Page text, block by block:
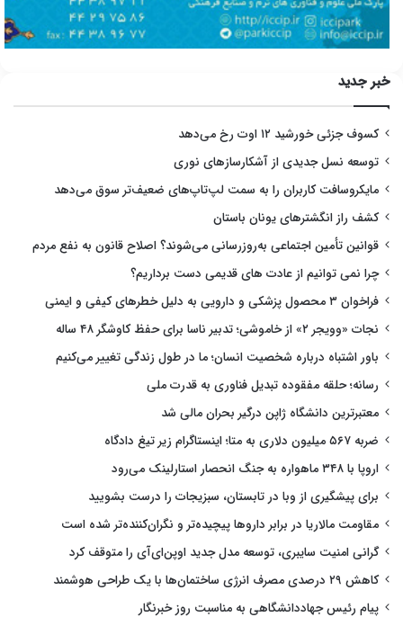
خبر جدید
کسوف جزئی خورشید ۱۲ اوت رخ می‌دهد
توسعه نسل جدیدی از آشکارسازهای نوری
مایکروسافت کاربران را به سمت لپ‌تاپ‌های ضعیف‌تر سوق می‌دهد
کشف راز انگشترهای یونان باستان
قوانین تأمین اجتماعی به‌روزرسانی می‌شوند؟ اصلاح قانون به نفع مردم
چرا نمی توانیم از عادت های قدیمی دست برداریم؟
فراخوان ۳ محصول پزشکی و دارویی به دلیل خطرهای کیفی و ایمنی
نجات «وویجر ۲» از خاموشی؛ تدبیر ناسا برای حفظ کاوشگر ۴۸ ساله
باور اشتباه درباره شخصیت انسان؛ ما در طول زندگی تغییر می‌کنیم
رسانه؛ حلقه مفقوده تبدیل فناوری به قدرت ملی
معتبرترین دانشگاه ژاپن درگیر بحران مالی شد
ضربه ۵۶۷ میلیون دلاری به متا؛ اینستاگرام زیر تیغ دادگاه
اروپا با ۳۴۸ ماهواره به جنگ انحصار استارلینک می‌رود
برای پیشگیری از وبا در تابستان، سبزیجات را درست بشویید
مقاومت مالاریا در برابر داروها پیچیده‌تر و نگران‌کننده‌تر شده است
گرانی امنیت سایبری، توسعه مدل جدید اوپن‌ای‌آی را متوقف کرد
کاهش ۲۹ درصدی مصرف انرژی ساختمان‌ها با یک طراحی هوشمند
پیام رئیس جهاددانشگاهی به مناسبت روز خبرنگار